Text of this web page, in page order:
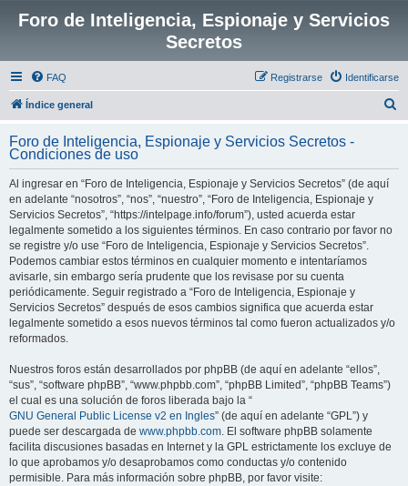
Foro de Inteligencia, Espionaje y Servicios
Secretos
FAQ Identificarse
Registrarse
Índice general
c
Foro de Inteligencia, Espionaje y Servicios Secretos -
Condiciones de uso
Al ingresar en “Foro de Inteligencia, Espionaje y Servicios Secretos” (de aquí
en adelante “nosotros”, “nos”, “nuestro”, “Foro de Inteligencia, Espionaje y
Servicios Secretos”, “https://intelpage.info/forum”), usted acuerda estar
legalmente sometido a los siguientes términos. En caso contrario por favor no
se registre y/o use “Foro de Inteligencia, Espionaje y Servicios Secretos”.
Podemos cambiar estos términos en cualquier momento e intentaríamos
avisarle, sin embargo sería prudente que los revisase por su cuenta
periódicamente. Seguir registrado a “Foro de Inteligencia, Espionaje y
Servicios Secretos” después de esos cambios significa que acuerda estar
legalmente sometido a esos nuevos términos tal como fueron actualizados y/o
reformados.
Nuestros foros están desarrollados por phpBB (de aquí en adelante “ellos”,
“sus”, “software phpBB”, “www.phpbb.com”, “phpBB Limited”, “phpBB Teams”)
el cual es una solución de foros liberada bajo la “
GNU General Public License v2 en Ingles” (de aquí en adelante “GPL”) y
puede ser descargada de www.phpbb.com. El software phpBB solamente
facilita discusiones basadas en Internet y la GPL estrictamente los excluye de
lo que aprobamos y/o desaprobamos como conductas y/o contenido
permisible. Para más información sobre phpBB, por favor visite: